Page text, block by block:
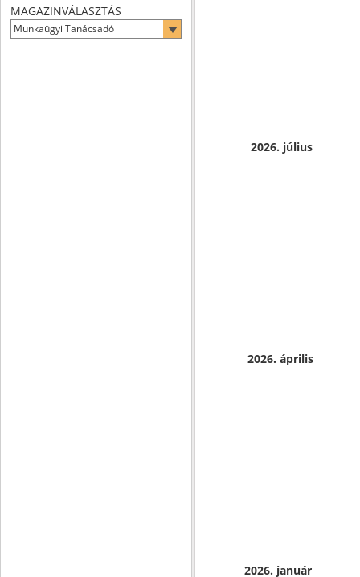
MAGAZINVÁLASZTÁS
Munkaügyi Tanácsadó
2026. július
2026. április
2026. január